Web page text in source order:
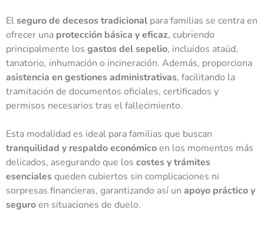
Elseguro de decesos tradicional para familias se centra en
ofrecer una protección básica y eficaz, cubriendo
principalmente los gastos del sepelio, incluidos ataúd,
tanatorio, inhumación o incineración. Además, proporciona
asistencia en gestiones administrativas, facilitando la
tramitación de documentos oficiales, certificados y
permisos necesarios tras el fallecimiento.
Esta modalidad es ideal para familias que buscan
tranquilidad y respaldo económicoen los momentos más
delicados, asegurando que los costes y trámites
esencialesqueden cubiertos sin complicaciones ni
sorpresas financieras, garantizando así un apoyo práctico y
seguroen situaciones de duelo.